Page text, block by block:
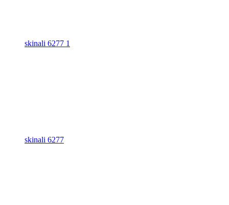
skinali 6277 1
skinali 6277